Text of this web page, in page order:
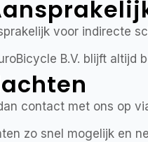
voor indirecte
B.V. blijft
contact met ons op
zo snel mogelijk en